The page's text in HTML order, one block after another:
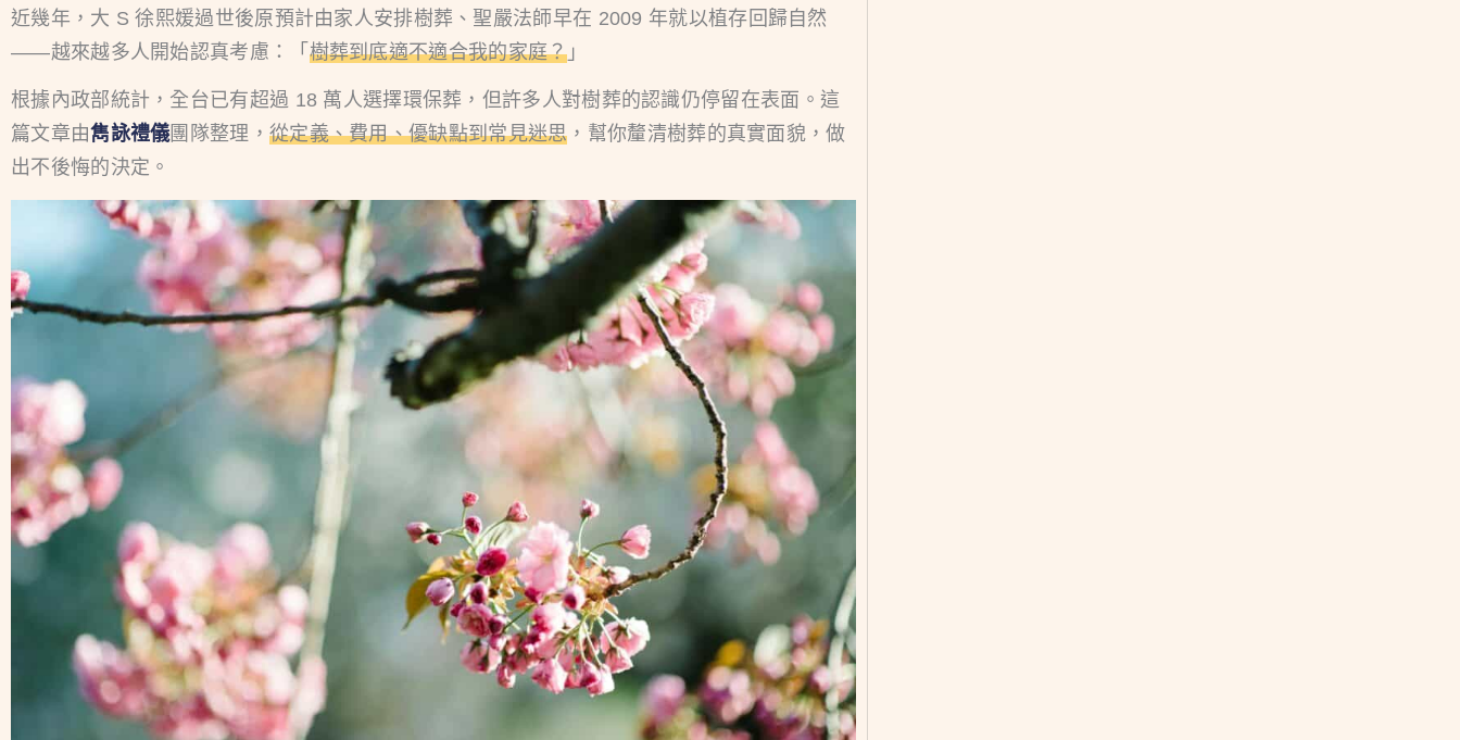
近幾年，大 S 徐熙媛過世後原預計由家人安排樹葬、聖嚴法師早在 2009 年就以植存回歸自然
——越來越多人開始認真考慮：「 樹葬到底適不適合我的家庭？ 」
根據內政部統計，全台已有超過 18 萬人選擇環保葬，但許多人對樹葬的認識仍停留在表面。這
篇文章由雋詠禮儀團隊整理， 從定義、費用、優缺點到常見迷思 ，幫你釐清樹葬的真實面貌，做
出不後悔的決定。